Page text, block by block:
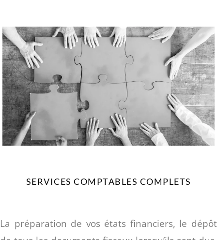
SERVICES COMPTABLES COMPLETS
La préparation de vos états financiers, le dépôt